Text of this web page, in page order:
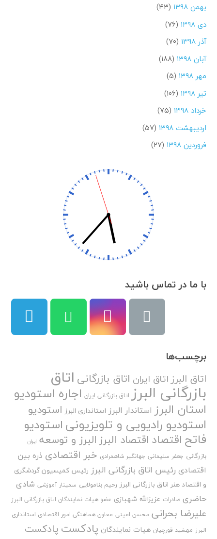
بهمن ۱۳۹۸
(۴۳)
دی ۱۳۹۸
(۷۶)
آذر ۱۳۹۸
(۷۰)
آبان ۱۳۹۸
(۱۸۸)
مهر ۱۳۹۸
(۵)
تیر ۱۳۹۸
(۱۰۶)
خرداد ۱۳۹۸
(۷۵)
اردیبهشت ۱۳۹۸
(۵۷)
فروردین ۱۳۹۸
(۲۷)
با ما در تماس باشید
برچسب‌ها
اتاق البرزاتاق ایران اتاق بازرگانی اتاق
بازرگانی البرز اتاق بازرگانی ایران اجاره استودیو
استان البرز استاندار البرز استانداری البرز استودیو
استودیو رادیویی و تلویزیونیاستودیو
فاتح اقتصاد اقتصاد البرزالبرز و توسعه ایران
بازرگانی جعفر سلیمانی جهانگیر شاهمرادی خبر اقتصادی ذره بین
اقتصادی رئیس اتاق بازرگانی البرز رئیس کمیسیون گردشگری
و اقتصاد هنر اتاق بازرگانی البرز رحیم بنامولایی سمینار آموزشی شادی
حاضری صادرات عزیزالله شهبازی عضو هیات نمایندگان اتاق بازرگانی البرز
علیرضا بحرانی محسن امینی معاون هماهنگی امور اقتصادی استانداری
البرز مهشید قورچیان هیات نمایندگان پادکست پادکست